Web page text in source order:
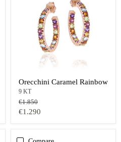
Orecchini Caramel Rainbow
9 KT
Prezzo
originale
€1.850
Prezzo
€1.290